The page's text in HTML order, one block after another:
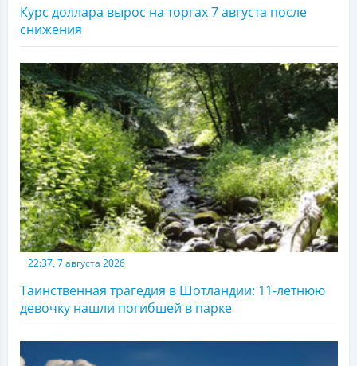
Курс доллара вырос на торгах 7 августа после
снижения
22:37, 7 августа 2026
Таинственная трагедия в Шотландии: 11-летнюю
девочку нашли погибшей в парке